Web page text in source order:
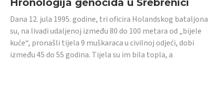
Dana 12. jula 1995. godine, tri oficira Holandskog bataljona
su, na livadi udaljenoj između 80 do 100 metara od „bijele
kuće“, pronašli tijela 9 muškaraca u civilnoj odjeći, dobi
između 45 do 55 godina. Tijela su im bila topla, a